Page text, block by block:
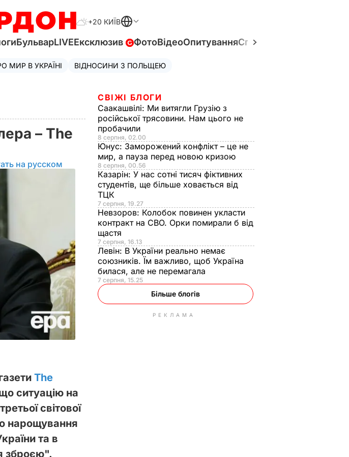
+20 КИЇВ
БульварLIVEЕксклюзив ФотоВідеоОпитуванняСпецпроєкти
МИР В УКРАЇНІ ВІДНОСИНИ З ПОЛЬЩЕЮ
– The
на русском
The
ситуацію на
світової
нарощування
та в
зброєю".
СВІЖІ БЛОГИ
Саакашвілі: Ми витягли Грузію з
російської трясовини. Нам цього не
пробачили
8 серпня, 02.00
Юнус: Заморожений конфлікт – це не
мир, а пауза перед новою кризою
8 серпня, 00.56
Казарін: У нас сотні тисяч фіктивних
студентів, ще більше ховається від
ТЦК
7 серпня, 19.27
Невзоров: Колобок повинен укласти
контракт на СВО. Орки помирали б від
щастя
7 серпня, 16.13
Левін: В України реально немає
союзників. Їм важливо, щоб Україна
билася, але не перемагала
7 серпня, 15.25
Більше блогів
РЕКЛАМА